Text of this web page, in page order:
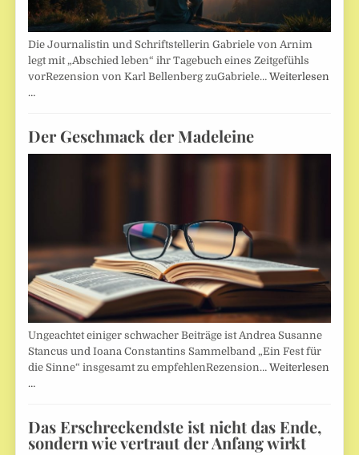
Die Journalistin und Schriftstellerin Gabriele von Arnim
legt mit „Abschied leben“ ihr Tagebuch eines Zeitgefühls
vorRezension von Karl Bellenberg zuGabriele…Weiterlesen
…
Der Geschmack der Madeleine
Ungeachtet einiger schwacher Beiträge ist Andrea Susanne
Stancus und Ioana Constantins Sammelband „Ein Fest für
die Sinne“ insgesamt zu empfehlenRezension…Weiterlesen
…
Das Erschreckendste ist nicht das Ende,
sondern wie vertraut der Anfang wirkt